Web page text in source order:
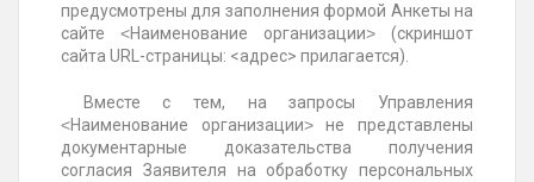
предусмотрены для заполнения формой Анкеты на
сайте ˂Наименование организации˃ (скриншот
сайта URL-страницы: <адрес> прилагается).
Вместе с тем, на запросы Управления
˂Наименование организации˃ не представлены
документарные доказательства получения
согласия Заявителя на обработку персональных